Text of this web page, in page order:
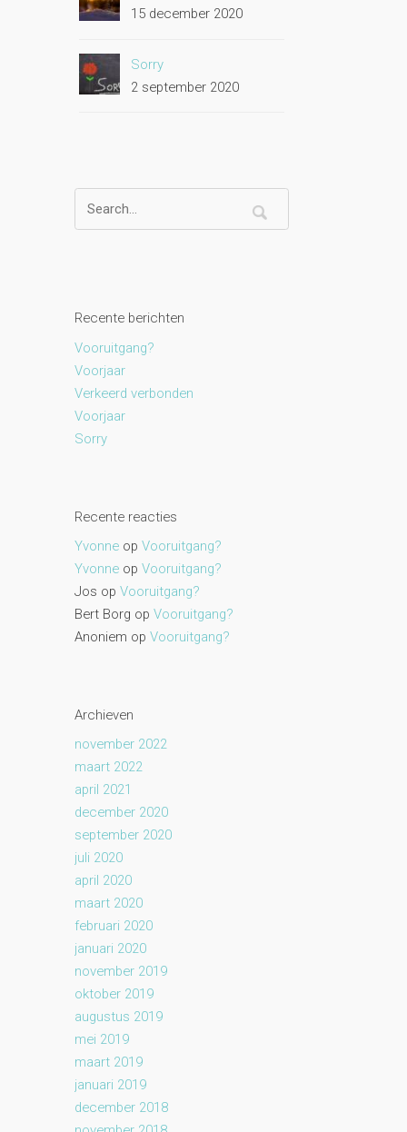
15 december 2020
Sorry
2 september 2020
Recente berichten
Vooruitgang?
Voorjaar
Verkeerd verbonden
Voorjaar
Sorry
Recente reacties
Yvonne opVooruitgang?
Yvonne opVooruitgang?
Jos opVooruitgang?
Bert Borg opVooruitgang?
Anoniem opVooruitgang?
Archieven
november 2022
maart 2022
april 2021
december 2020
september 2020
juli 2020
april 2020
maart 2020
februari 2020
januari 2020
november 2019
oktober 2019
augustus 2019
mei 2019
maart 2019
januari 2019
december 2018